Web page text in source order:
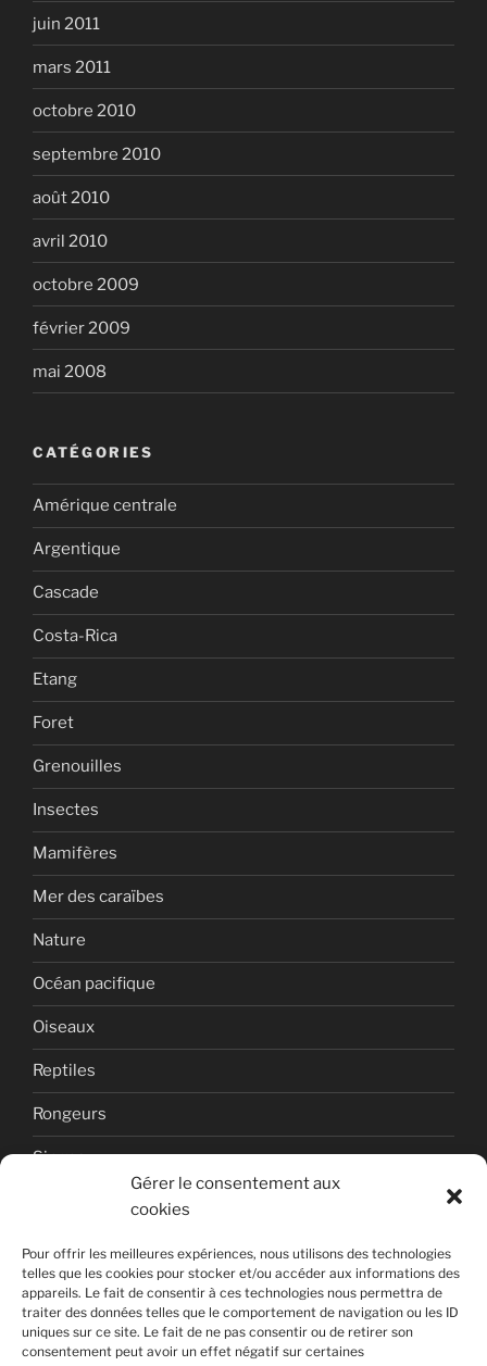
Gérer le consentement aux
cookies
Pour offrir les meilleures expériences, nous utilisons des technologies
telles que les cookies pour stocker et/ou accéder aux informations des
appareils. Le fait de consentir à ces technologies nous permettra de
traiter des données telles que le comportement de navigation ou les ID
uniques sur ce site. Le fait de ne pas consentir ou de retirer son
consentement peut avoir un effet négatif sur certaines
juin 2011
mars 2011
octobre 2010
septembre 2010
août 2010
avril 2010
octobre 2009
février 2009
mai 2008
CATÉGORIES
Amérique centrale
Argentique
Cascade
Costa-Rica
Etang
Foret
Grenouilles
Insectes
Mamifères
Mer des caraïbes
Nature
Océan pacifique
Oiseaux
Reptiles
Rongeurs
Singes
Volcan